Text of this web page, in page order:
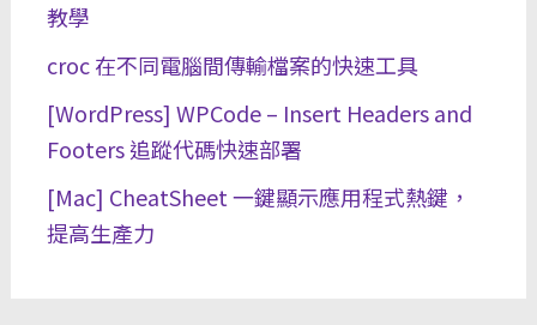
教學
croc 在不同電腦間傳輸檔案的快速工具
[WordPress] WPCode – Insert Headers and
Footers 追蹤代碼快速部署
[Mac] CheatSheet 一鍵顯示應用程式熱鍵，
提高生產力